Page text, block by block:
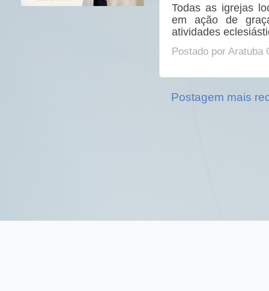
Todas as igrejas
em ação de
atividades
Postado por Aratuba
Postagem mais